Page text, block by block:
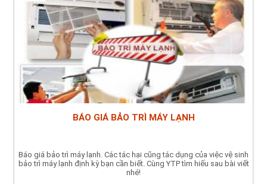
BÁO GIÁ BẢO TRÌ MÁY LẠNH
Báo giá bảo trì máy lạnh. Các tác hại cũng tác dụng của việc vệ sinh
bảo trì máy lạnh định kỳ bạn cần biết. Cùng YTP tìm hiếu sau bài viết
nhé!